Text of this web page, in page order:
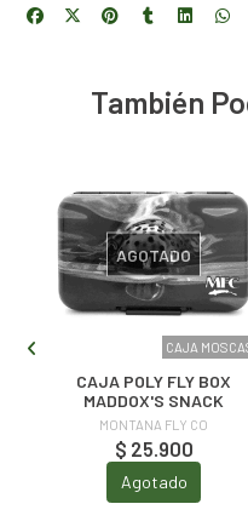
También
CAJA
AGOTADO
CAJA POLY FLY BOX
MADDOX'S SNACK
MONTANA FLY CO
$ 25.900
Agotado